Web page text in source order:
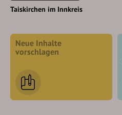
Taiskirchen im Innkreis
Neue Inhalte
vorschlagen